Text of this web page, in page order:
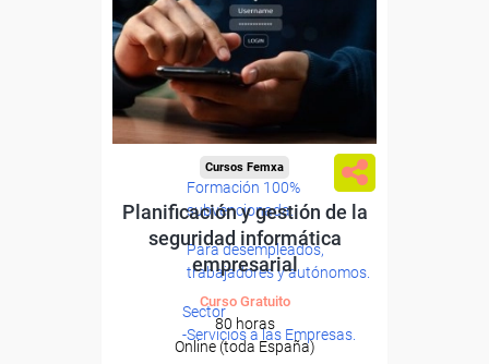
Formación 100%
subvencionada.
Para desempleados,
trabajadores y autónomos.
Sector
-Servicios a las Empresas.
Cursos Femxa
Planificación y gestión de la
seguridad informática
empresarial
Curso Gratuito
80 horas
Online (toda España)